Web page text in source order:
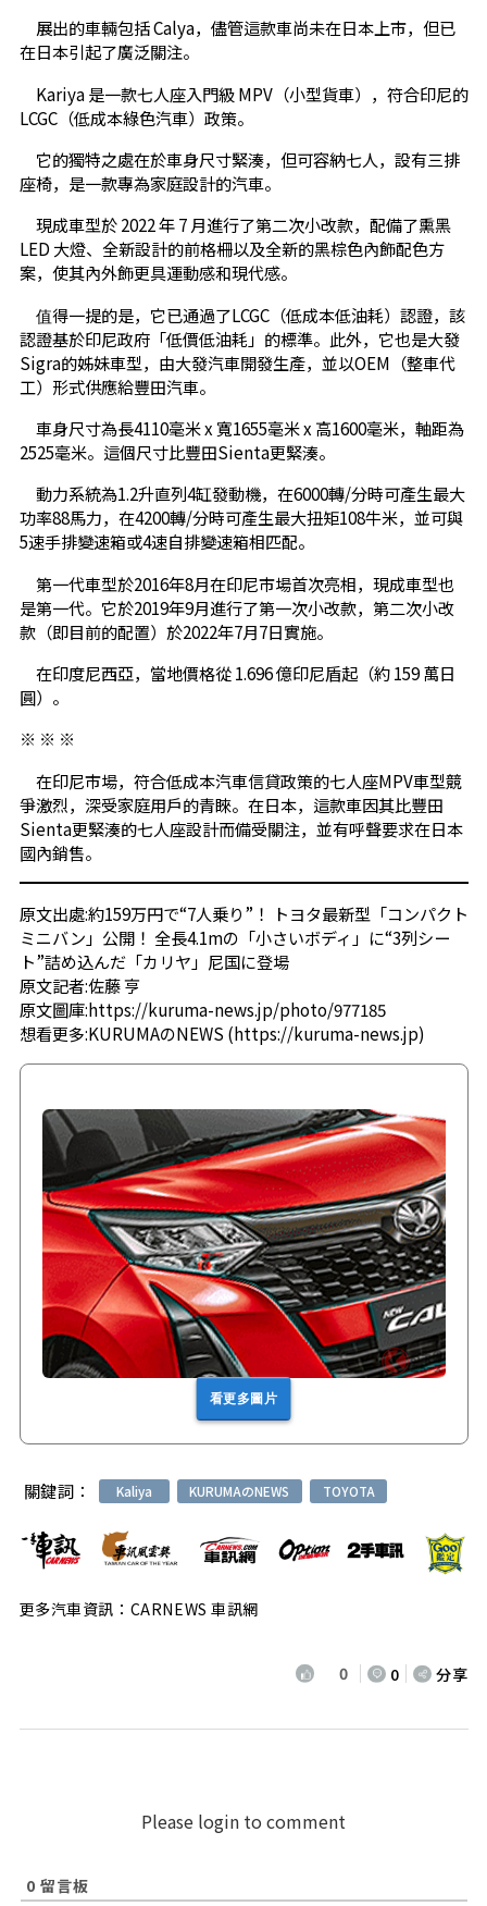
展出的車輛包括 Calya，儘管這款車尚未在日本上市，但已
在日本引起了廣泛關注。
Kariya 是一款七人座入門級 MPV（小型貨車），符合印尼的
LCGC（低成本綠色汽車）政策。
它的獨特之處在於車身尺寸緊湊，但可容納七人，設有三排
座椅，是一款專為家庭設計的汽車。
現成車型於 2022 年 7 月進行了第二次小改款，配備了熏黑
LED 大燈、全新設計的前格柵以及全新的黑棕色內飾配色方
案，使其內外飾更具運動感和現代感。
值得一提的是，它已通過了LCGC（低成本低油耗）認證，該
認證基於印尼政府「低價低油耗」的標準。此外，它也是大發
Sigra的姊妹車型，由大發汽車開發生產，並以OEM（整車代
工）形式供應給豐田汽車。
車身尺寸為長4110毫米 x 寬1655毫米 x 高1600毫米，軸距為
2525毫米。這個尺寸比豐田Sienta更緊湊。
動力系統為1.2升直列4缸發動機，在6000轉/分時可產生最大
功率88馬力，在4200轉/分時可產生最大扭矩108牛米，並可與
5速手排變速箱或4速自排變速箱相匹配。
第一代車型於2016年8月在印尼市場首次亮相，現成車型也
是第一代。它於2019年9月進行了第一次小改款，第二次小改
款（即目前的配置）於2022年7月7日實施。
在印度尼西亞，當地價格從 1.696 億印尼盾起（約 159 萬日
圓）。
※ ※ ※
在印尼市場，符合低成本汽車信貸政策的七人座MPV車型競
爭激烈，深受家庭用戶的青睞。在日本，這款車因其比豐田
Sienta更緊湊的七人座設計而備受關注，並有呼聲要求在日本
國內銷售。
原文出處:約159万円で“7人乗り”！ トヨタ最新型「コンパクト
ミニバン」公開！ 全長4.1mの「小さいボディ」に“3列シー
ト”詰め込んだ「カリヤ」尼国に登場
原文記者:佐藤 亨
原文圖庫:https://kuruma-news.jp/photo/977185
想看更多:KURUMAのNEWS (https://kuruma-news.jp)
看更多圖片
關鍵詞： Kaliya KURUMAのNEWS TOYOTA
更多汽車資訊：CARNEWS 車訊網
0 0 分享
Please login to comment
0 留言板